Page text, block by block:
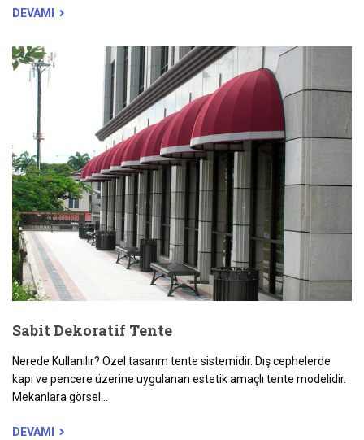
DEVAMI
Sabit Dekoratif Tente
Nerede Kullanılır? Özel tasarım tente sistemidir. Dış cephelerde
kapı ve pencere üzerine uygulanan estetik amaçlı tente modelidir.
Mekanlara görsel...
DEVAMI